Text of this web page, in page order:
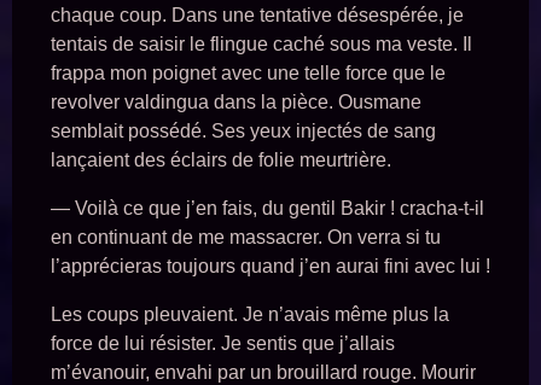
chaque coup. Dans une tentative désespérée, je
tentais de saisir le flingue caché sous ma veste. Il
frappa mon poignet avec une telle force que le
revolver valdingua dans la pièce. Ousmane
semblait possédé. Ses yeux injectés de sang
lançaient des éclairs de folie meurtrière.
— Voilà ce que j’en fais, du gentil Bakir ! cracha-t-il
en continuant de me massacrer. On verra si tu
l’apprécieras toujours quand j’en aurai fini avec lui !
Les coups pleuvaient. Je n’avais même plus la
force de lui résister. Je sentis que j’allais
m’évanouir, envahi par un brouillard rouge. Mourir